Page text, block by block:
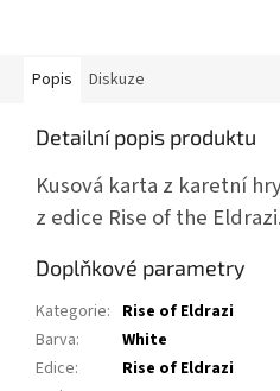
Popis Diskuze
Detailní popis produktu
Kusová karta z karetní
z edice Rise of the Eldrazi.
Doplňkové parametry
Kategorie: Rise of Eldrazi
Barva:
White
Edice:
Rise of Eldrazi